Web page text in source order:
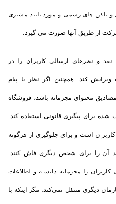
و تلفن­ های رسمی و مورد تایید مشتری
از طریق آنها صورت می گیرد.
و نظرهای ارسالی کاربران را در
کند. همچنین اگر نظر یا پیام
محتوای مجرمانه باشد، فروشگاه
شده برای پیگیری قانونی استفاده کند.
است و برای جلوگیری از هرگونه
آن را برای شخص دیگری فاش کنند.
را محرمانه دانسته و اطلاعات
دیگری منتقل نمی‌کند، مگر اینکه با